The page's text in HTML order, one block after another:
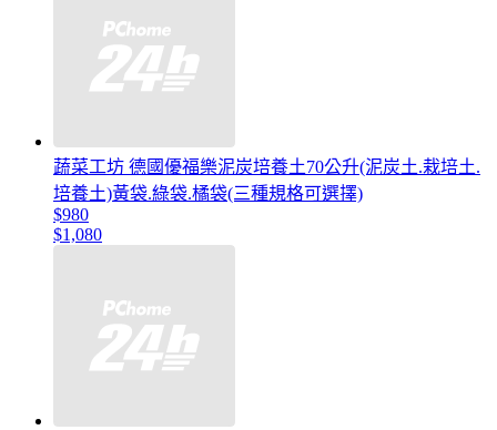
蔬菜工坊 德國優福樂泥炭培養土70公升(泥炭土.栽培土.
培養土)黃袋.綠袋.橘袋(三種規格可選擇)
$980
$1,080